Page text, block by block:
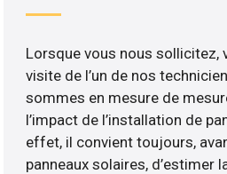
Lorsque vous nous sollicitez,
visite de l’un de nos
sommes en mesure de
l’impact de l’installation de
effet, il convient toujours,
panneaux solaires, d’estimer